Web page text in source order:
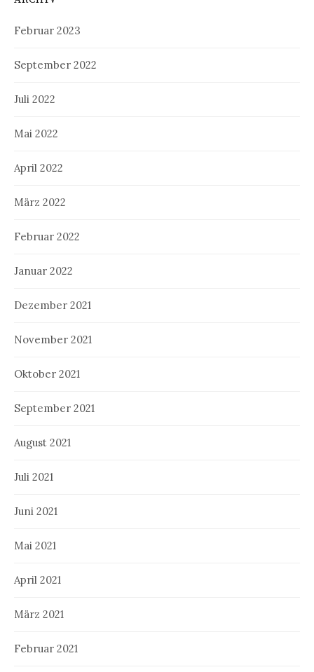
Februar 2023
September 2022
Juli 2022
Mai 2022
April 2022
März 2022
Februar 2022
Januar 2022
Dezember 2021
November 2021
Oktober 2021
September 2021
August 2021
Juli 2021
Juni 2021
Mai 2021
April 2021
März 2021
Februar 2021